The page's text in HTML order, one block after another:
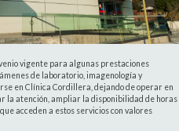
vigente para algunas prestaciones
de laboratorio, imagenología y
en Clínica Cordillera, dejando de operar en
la atención, ampliar la disponibilidad de horas
acceden a estos servicios con valores